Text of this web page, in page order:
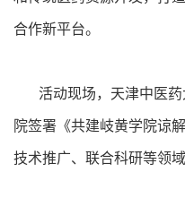
合作新平台。
活动现场，天津中医药
院签署《共建岐黄学院谅
技术推广、联合科研等领域